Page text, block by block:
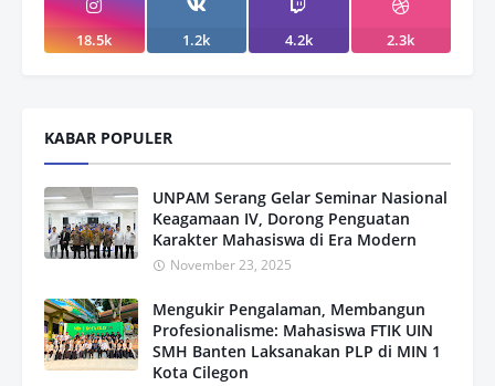
18.5k 1.2k 4.2k 2.3k
KABAR POPULER
UNPAM Serang Gelar Seminar Nasional
Keagamaan IV, Dorong Penguatan
Karakter Mahasiswa di Era Modern
November 23, 2025
Mengukir Pengalaman, Membangun
Profesionalisme: Mahasiswa FTIK UIN
SMH Banten Laksanakan PLP di MIN 1
Kota Cilegon